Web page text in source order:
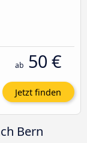
ab 50 €
Jetzt finden
Bern